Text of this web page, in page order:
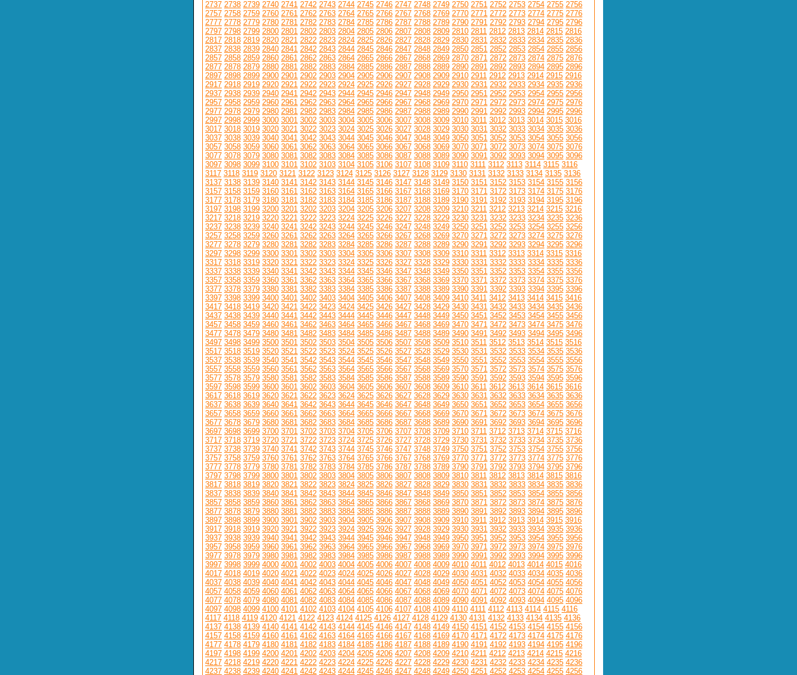
2737 2738 2739 2740 2741 2742 2743 2744 2745 2746 2747 2748 2749 2750 2751 2752 2753 2754 2755 2756
2757 2758 2759 2760 2761 2762 2763 2764 2765 2766 2767 2768 2769 2770 2771 2772 2773 2774 2775 2776
2777 2778 2779 2780 2781 2782 2783 2784 2785 2786 2787 2788 2789 2790 2791 2792 2793 2794 2795 2796
2797 2798 2799 2800 2801 2802 2803 2804 2805 2806 2807 2808 2809 2810 2811 2812 2813 2814 2815 2816
2817 2818 2819 2820 2821 2822 2823 2824 2825 2826 2827 2828 2829 2830 2831 2832 2833 2834 2835 2836
2837 2838 2839 2840 2841 2842 2843 2844 2845 2846 2847 2848 2849 2850 2851 2852 2853 2854 2855 2856
2857 2858 2859 2860 2861 2862 2863 2864 2865 2866 2867 2868 2869 2870 2871 2872 2873 2874 2875 2876
2877 2878 2879 2880 2881 2882 2883 2884 2885 2886 2887 2888 2889 2890 2891 2892 2893 2894 2895 2896
2897 2898 2899 2900 2901 2902 2903 2904 2905 2906 2907 2908 2909 2910 2911 2912 2913 2914 2915 2916
2917 2918 2919 2920 2921 2922 2923 2924 2925 2926 2927 2928 2929 2930 2931 2932 2933 2934 2935 2936
2937 2938 2939 2940 2941 2942 2943 2944 2945 2946 2947 2948 2949 2950 2951 2952 2953 2954 2955 2956
2957 2958 2959 2960 2961 2962 2963 2964 2965 2966 2967 2968 2969 2970 2971 2972 2973 2974 2975 2976
2977 2978 2979 2980 2981 2982 2983 2984 2985 2986 2987 2988 2989 2990 2991 2992 2993 2994 2995 2996
2997 2998 2999 3000 3001 3002 3003 3004 3005 3006 3007 3008 3009 3010 3011 3012 3013 3014 3015 3016
3017 3018 3019 3020 3021 3022 3023 3024 3025 3026 3027 3028 3029 3030 3031 3032 3033 3034 3035 3036
3037 3038 3039 3040 3041 3042 3043 3044 3045 3046 3047 3048 3049 3050 3051 3052 3053 3054 3055 3056
3057 3058 3059 3060 3061 3062 3063 3064 3065 3066 3067 3068 3069 3070 3071 3072 3073 3074 3075 3076
3077 3078 3079 3080 3081 3082 3083 3084 3085 3086 3087 3088 3089 3090 3091 3092 3093 3094 3095 3096
3097 3098 3099 3100 3101 3102 3103 3104 3105 3106 3107 3108 3109 3110 3111 3112 3113 3114 3115 3116
3117 3118 3119 3120 3121 3122 3123 3124 3125 3126 3127 3128 3129 3130 3131 3132 3133 3134 3135 3136
3137 3138 3139 3140 3141 3142 3143 3144 3145 3146 3147 3148 3149 3150 3151 3152 3153 3154 3155 3156
3157 3158 3159 3160 3161 3162 3163 3164 3165 3166 3167 3168 3169 3170 3171 3172 3173 3174 3175 3176
3177 3178 3179 3180 3181 3182 3183 3184 3185 3186 3187 3188 3189 3190 3191 3192 3193 3194 3195 3196
3197 3198 3199 3200 3201 3202 3203 3204 3205 3206 3207 3208 3209 3210 3211 3212 3213 3214 3215 3216
3217 3218 3219 3220 3221 3222 3223 3224 3225 3226 3227 3228 3229 3230 3231 3232 3233 3234 3235 3236
3237 3238 3239 3240 3241 3242 3243 3244 3245 3246 3247 3248 3249 3250 3251 3252 3253 3254 3255 3256
3257 3258 3259 3260 3261 3262 3263 3264 3265 3266 3267 3268 3269 3270 3271 3272 3273 3274 3275 3276
3277 3278 3279 3280 3281 3282 3283 3284 3285 3286 3287 3288 3289 3290 3291 3292 3293 3294 3295 3296
3297 3298 3299 3300 3301 3302 3303 3304 3305 3306 3307 3308 3309 3310 3311 3312 3313 3314 3315 3316
3317 3318 3319 3320 3321 3322 3323 3324 3325 3326 3327 3328 3329 3330 3331 3332 3333 3334 3335 3336
3337 3338 3339 3340 3341 3342 3343 3344 3345 3346 3347 3348 3349 3350 3351 3352 3353 3354 3355 3356
3357 3358 3359 3360 3361 3362 3363 3364 3365 3366 3367 3368 3369 3370 3371 3372 3373 3374 3375 3376
3377 3378 3379 3380 3381 3382 3383 3384 3385 3386 3387 3388 3389 3390 3391 3392 3393 3394 3395 3396
3397 3398 3399 3400 3401 3402 3403 3404 3405 3406 3407 3408 3409 3410 3411 3412 3413 3414 3415 3416
3417 3418 3419 3420 3421 3422 3423 3424 3425 3426 3427 3428 3429 3430 3431 3432 3433 3434 3435 3436
3437 3438 3439 3440 3441 3442 3443 3444 3445 3446 3447 3448 3449 3450 3451 3452 3453 3454 3455 3456
3457 3458 3459 3460 3461 3462 3463 3464 3465 3466 3467 3468 3469 3470 3471 3472 3473 3474 3475 3476
3477 3478 3479 3480 3481 3482 3483 3484 3485 3486 3487 3488 3489 3490 3491 3492 3493 3494 3495 3496
3497 3498 3499 3500 3501 3502 3503 3504 3505 3506 3507 3508 3509 3510 3511 3512 3513 3514 3515 3516
3517 3518 3519 3520 3521 3522 3523 3524 3525 3526 3527 3528 3529 3530 3531 3532 3533 3534 3535 3536
3537 3538 3539 3540 3541 3542 3543 3544 3545 3546 3547 3548 3549 3550 3551 3552 3553 3554 3555 3556
3557 3558 3559 3560 3561 3562 3563 3564 3565 3566 3567 3568 3569 3570 3571 3572 3573 3574 3575 3576
3577 3578 3579 3580 3581 3582 3583 3584 3585 3586 3587 3588 3589 3590 3591 3592 3593 3594 3595 3596
3597 3598 3599 3600 3601 3602 3603 3604 3605 3606 3607 3608 3609 3610 3611 3612 3613 3614 3615 3616
3617 3618 3619 3620 3621 3622 3623 3624 3625 3626 3627 3628 3629 3630 3631 3632 3633 3634 3635 3636
3637 3638 3639 3640 3641 3642 3643 3644 3645 3646 3647 3648 3649 3650 3651 3652 3653 3654 3655 3656
3657 3658 3659 3660 3661 3662 3663 3664 3665 3666 3667 3668 3669 3670 3671 3672 3673 3674 3675 3676
3677 3678 3679 3680 3681 3682 3683 3684 3685 3686 3687 3688 3689 3690 3691 3692 3693 3694 3695 3696
3697 3698 3699 3700 3701 3702 3703 3704 3705 3706 3707 3708 3709 3710 3711 3712 3713 3714 3715 3716
3717 3718 3719 3720 3721 3722 3723 3724 3725 3726 3727 3728 3729 3730 3731 3732 3733 3734 3735 3736
3737 3738 3739 3740 3741 3742 3743 3744 3745 3746 3747 3748 3749 3750 3751 3752 3753 3754 3755 3756
3757 3758 3759 3760 3761 3762 3763 3764 3765 3766 3767 3768 3769 3770 3771 3772 3773 3774 3775 3776
3777 3778 3779 3780 3781 3782 3783 3784 3785 3786 3787 3788 3789 3790 3791 3792 3793 3794 3795 3796
3797 3798 3799 3800 3801 3802 3803 3804 3805 3806 3807 3808 3809 3810 3811 3812 3813 3814 3815 3816
3817 3818 3819 3820 3821 3822 3823 3824 3825 3826 3827 3828 3829 3830 3831 3832 3833 3834 3835 3836
3837 3838 3839 3840 3841 3842 3843 3844 3845 3846 3847 3848 3849 3850 3851 3852 3853 3854 3855 3856
3857 3858 3859 3860 3861 3862 3863 3864 3865 3866 3867 3868 3869 3870 3871 3872 3873 3874 3875 3876
3877 3878 3879 3880 3881 3882 3883 3884 3885 3886 3887 3888 3889 3890 3891 3892 3893 3894 3895 3896
3897 3898 3899 3900 3901 3902 3903 3904 3905 3906 3907 3908 3909 3910 3911 3912 3913 3914 3915 3916
3917 3918 3919 3920 3921 3922 3923 3924 3925 3926 3927 3928 3929 3930 3931 3932 3933 3934 3935 3936
3937 3938 3939 3940 3941 3942 3943 3944 3945 3946 3947 3948 3949 3950 3951 3952 3953 3954 3955 3956
3957 3958 3959 3960 3961 3962 3963 3964 3965 3966 3967 3968 3969 3970 3971 3972 3973 3974 3975 3976
3977 3978 3979 3980 3981 3982 3983 3984 3985 3986 3987 3988 3989 3990 3991 3992 3993 3994 3995 3996
3997 3998 3999 4000 4001 4002 4003 4004 4005 4006 4007 4008 4009 4010 4011 4012 4013 4014 4015 4016
4017 4018 4019 4020 4021 4022 4023 4024 4025 4026 4027 4028 4029 4030 4031 4032 4033 4034 4035 4036
4037 4038 4039 4040 4041 4042 4043 4044 4045 4046 4047 4048 4049 4050 4051 4052 4053 4054 4055 4056
4057 4058 4059 4060 4061 4062 4063 4064 4065 4066 4067 4068 4069 4070 4071 4072 4073 4074 4075 4076
4077 4078 4079 4080 4081 4082 4083 4084 4085 4086 4087 4088 4089 4090 4091 4092 4093 4094 4095 4096
4097 4098 4099 4100 4101 4102 4103 4104 4105 4106 4107 4108 4109 4110 4111 4112 4113 4114 4115 4116
4117 4118 4119 4120 4121 4122 4123 4124 4125 4126 4127 4128 4129 4130 4131 4132 4133 4134 4135 4136
4137 4138 4139 4140 4141 4142 4143 4144 4145 4146 4147 4148 4149 4150 4151 4152 4153 4154 4155 4156
4157 4158 4159 4160 4161 4162 4163 4164 4165 4166 4167 4168 4169 4170 4171 4172 4173 4174 4175 4176
4177 4178 4179 4180 4181 4182 4183 4184 4185 4186 4187 4188 4189 4190 4191 4192 4193 4194 4195 4196
4197 4198 4199 4200 4201 4202 4203 4204 4205 4206 4207 4208 4209 4210 4211 4212 4213 4214 4215 4216
4217 4218 4219 4220 4221 4222 4223 4224 4225 4226 4227 4228 4229 4230 4231 4232 4233 4234 4235 4236
4237 4238 4239 4240 4241 4242 4243 4244 4245 4246 4247 4248 4249 4250 4251 4252 4253 4254 4255 4256